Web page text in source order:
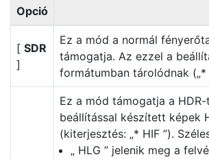
Opció
[ SDR
]
Ez a mód a normál
támogatja. Az ezzel a
formátumban tárolódnak („*
Ez a mód támogatja a
beállítással készített képek
(kiterjesztés: „* HIF ”).
„ HLG ” jelenik meg a